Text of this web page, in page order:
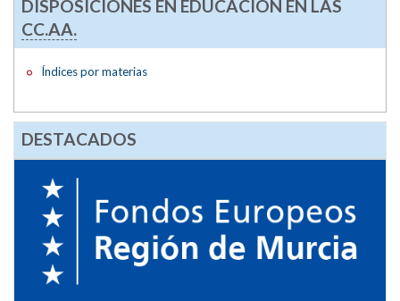
DISPOSICIONES EN EDUCACIÓN EN LAS
CC.AA.
Índices por materias
DESTACADOS